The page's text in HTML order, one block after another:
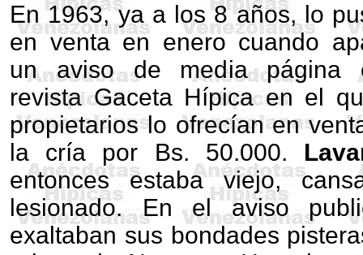
En 1963, ya a los 8 años, lo
en venta en enero cuando
un aviso de media página
revista Gaceta Hípica en el
propietarios lo ofrecían en
la cría por Bs. 50.000.
entonces estaba viejo,
lesionado. En el aviso
exaltaban sus bondades